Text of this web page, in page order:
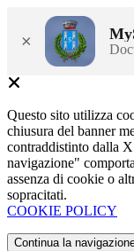
×
Questo sito utilizza
chiusura del banner
contraddistinto dalla
navigazione"
assenza di cookie o
sopracitati.
COOKIE POLICY
Continua la